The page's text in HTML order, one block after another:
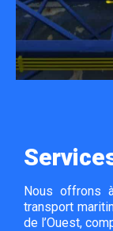
Nous offrons
transport
de l’Ouest,